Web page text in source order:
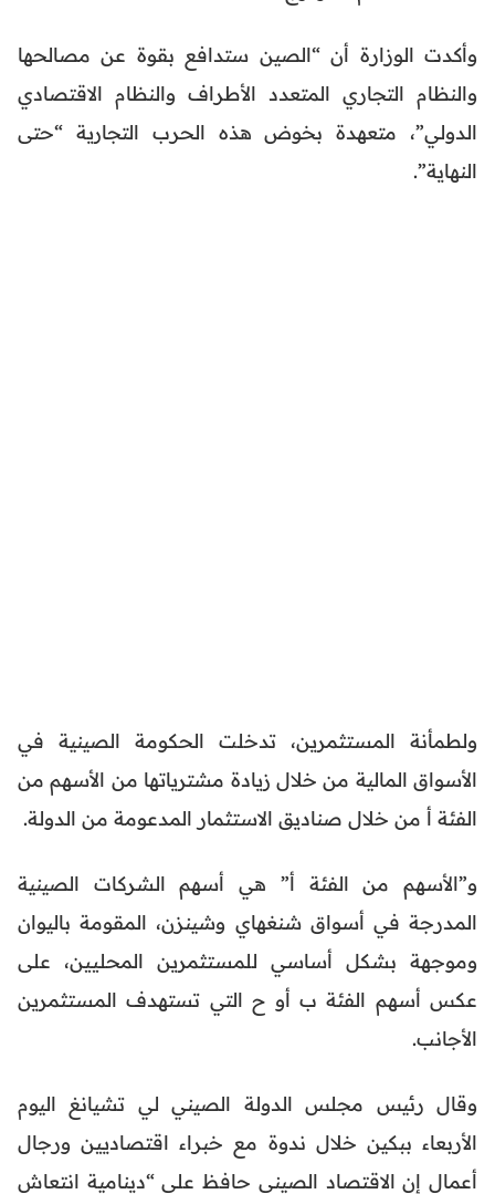
وأكدت الوزارة أن “الصين ستدافع بقوة عن مصالحها
والنظام التجاري المتعدد الأطراف والنظام الاقتصادي
الدولي”، متعهدة بخوض هذه الحرب التجارية “حتى
النهاية”.
ولطمأنة المستثمرين، تدخلت الحكومة الصينية في
الأسواق المالية من خلال زيادة مشترياتها من الأسهم من
الفئة أ من خلال صناديق الاستثمار المدعومة من الدولة.
و”الأسهم من الفئة أ” هي أسهم الشركات الصينية
المدرجة في أسواق شنغهاي وشينزن، المقومة باليوان
وموجهة بشكل أساسي للمستثمرين المحليين، على
عكس أسهم الفئة ب أو ح التي تستهدف المستثمرين
الأجانب.
وقال رئيس مجلس الدولة الصيني لي تشيانغ اليوم
الأربعاء ببكين خلال ندوة مع خبراء اقتصاديين ورجال
أعمال إن الاقتصاد الصيني حافظ على “دينامية انتعاش